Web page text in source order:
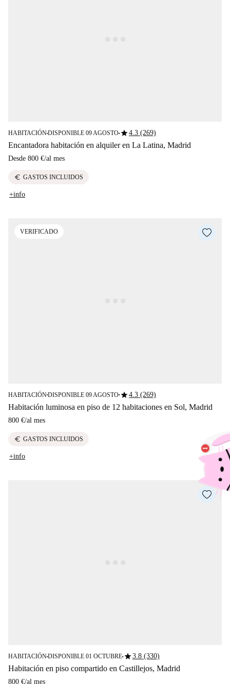
HABITACIÓN■DISPONIBLE 09 AGOSTO■star4.3 (269)
Encantadora habitación en alquiler en La Latina, Madrid
Desde 800 €/al mes
euro GASTOS INCLUIDOS
+info
VERIFICADO
HABITACIÓN■DISPONIBLE 09 AGOSTO■star4.3 (269)
Habitación luminosa en piso de 12 habitaciones en Sol, Madrid
800 €/al mes
euro GASTOS INCLUIDOS
+info
HABITACIÓN■DISPONIBLE 01 OCTUBRE■star3.8 (330)
Habitación en piso compartido en Castillejos, Madrid
800 €/al mes